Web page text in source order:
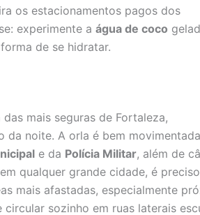
os estacionamentos pagos dos
experimente a água de coco
de se hidratar.
mais seguras de Fortaleza,
da noite. A orla é bem
e da Polícia Militar, além de
qualquer grande cidade, é
mais afastadas, especialmente
circular sozinho em ruas laterais